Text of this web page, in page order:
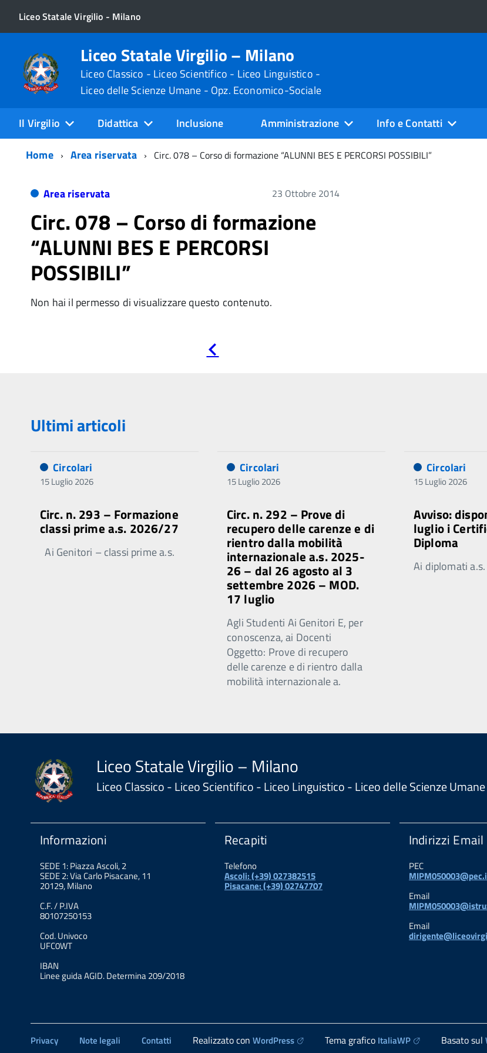
Liceo Statale Virgilio - Milano
Liceo Statale Virgilio – Milano
Liceo Classico - Liceo Scientifico - Liceo Linguistico -
Liceo delle Scienze Umane - Opz. Economico-Sociale
Il Virgilio Didattica Inclusione Amministrazione
Info e Contatti
Home
Area riservata Circ. 078 – Corso di formazione “ALUNNI BES E PERCORSI POSSIBILI”
Area riservata 23 Ottobre 2014
Circ. 078 – Corso di formazione
“ALUNNI BES E PERCORSI
POSSIBILI”
Non hai il permesso di visualizzare questo contenuto.
precedente
Ultimi articoli
Circolari
15 Luglio 2026
Circ. n. 293 – Formazione
classi prime a.s. 2026/27
Ai Genitori – classi prime a.s.
Circolari
15 Luglio 2026
Circ. n. 292 – Prove di
recupero delle carenze e di
rientro dalla mobilità
internazionale a.s. 2025-
26 – dal 26 agosto al 3
settembre 2026 – MOD.
17 luglio
Agli Studenti Ai Genitori E, per
conoscenza, ai Docenti
Oggetto: Prove di recupero
delle carenze e di rientro dalla
mobilità internazionale a.
Circolari
15 Luglio 2026
Avviso:
luglio i
Diploma
Ai diplomati a.s.
Liceo Statale Virgilio – Milano
Liceo Classico - Liceo Scientifico - Liceo Linguistico - Liceo delle Scienze
Informazioni
SEDE 1: Piazza Ascoli, 2
SEDE 2: Via Carlo Pisacane, 11
20129, Milano
C.F. / P.IVA
80107250153
Cod. Univoco
UFC0WT
IBAN
Linee guida AGID. Determina 209/2018
Recapiti
Telefono
Ascoli: (+39) 027382515
Pisacane: (+39) 02747707
Indirizzi Email
PEC
Email
Email
Privacy Note legali Contatti Realizzato con WordPress Tema grafico ItaliaWP Basato sul